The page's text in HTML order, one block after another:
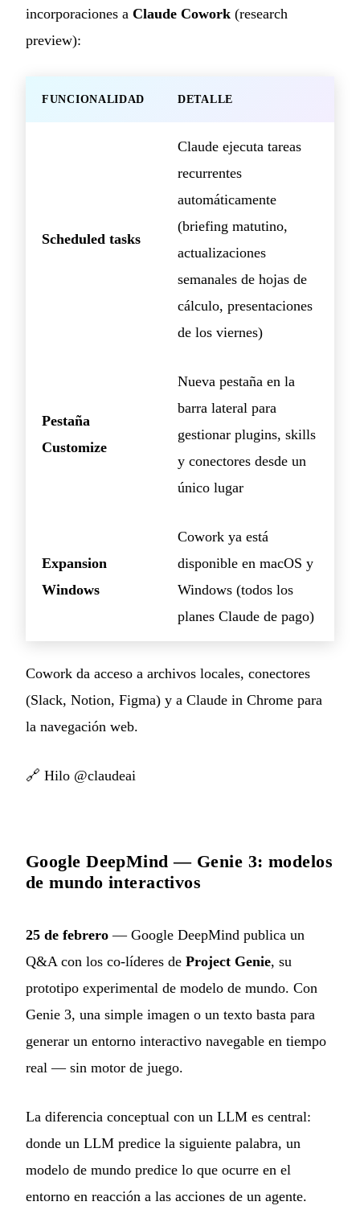
incorporaciones a Claude Cowork (research
preview):
FUNCIONALIDAD DETALLE
Scheduled tasks
Claude ejecuta tareas
recurrentes
automáticamente
(briefing matutino,
actualizaciones
semanales de hojas de
cálculo, presentaciones
de los viernes)
Pestaña
Customize
Nueva pestaña en la
barra lateral para
gestionar plugins, skills
y conectores desde un
único lugar
Expansion
Windows
Cowork ya está
disponible en macOS y
Windows (todos los
planes Claude de pago)
Cowork da acceso a archivos locales, conectores
(Slack, Notion, Figma) y a Claude in Chrome para
la navegación web.
🔗 Hilo @claudeai
Google DeepMind — Genie 3: modelos
de mundo interactivos
25 de febrero — Google DeepMind publica un
Q&A con los co-líderes de Project Genie, su
prototipo experimental de modelo de mundo. Con
Genie 3, una simple imagen o un texto basta para
generar un entorno interactivo navegable en tiempo
real — sin motor de juego.
La diferencia conceptual con un LLM es central:
donde un LLM predice la siguiente palabra, un
modelo de mundo predice lo que ocurre en el
entorno en reacción a las acciones de un agente.